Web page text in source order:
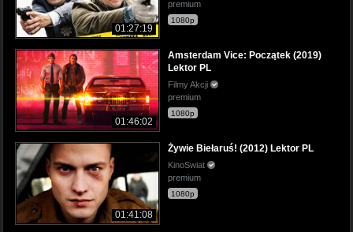
01:27:19
premium
1080p
01:46:02
Amsterdam Vice: Początek (2019)
Lektor PL
Filmy Akcji
premium
1080p
01:41:08
Żywie Biełaruś! (2012) Lektor PL
KinoSwiat
premium
1080p